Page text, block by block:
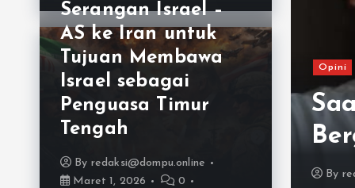
Serangan Israel –
AS ke Iran untuk
Tujuan Membawa
Israel sebagai
Penguasa Timur
Tengah
By redaksi@dompu.online
Maret 1, 2026
0
Negara dari
Ajian Sirep
26, 2026 0 241 views
Opini
By